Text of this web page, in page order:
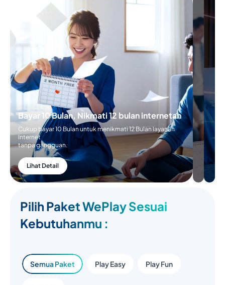
Bayar 10 Bulan, Nikmati 12 bulan internetan
Cukup bayar 10 Bulan untuk menikmati 12 Bulan layanan
Internet
tanpa gangguan.
Lihat Detail
Pilih Paket WePlay Sesuai
Kebutuhanmu :
Semua Paket Play Easy Play Fun